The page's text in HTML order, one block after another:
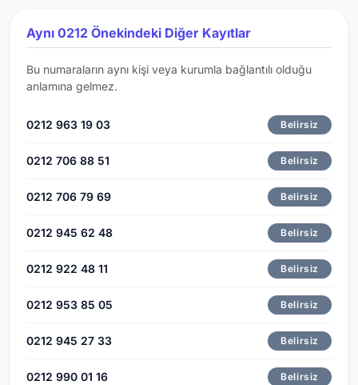
Aynı 0212 Önekindeki Diğer Kayıtlar
Bu numaraların aynı kişi veya kurumla bağlantılı olduğu
anlamına gelmez.
0212 963 19 03 Belirsiz
0212 706 88 51 Belirsiz
0212 706 79 69 Belirsiz
0212 945 62 48 Belirsiz
0212 922 48 11 Belirsiz
0212 953 85 05 Belirsiz
0212 945 27 33 Belirsiz
0212 990 01 16 Belirsiz